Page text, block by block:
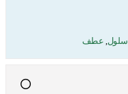
سلول, عطف